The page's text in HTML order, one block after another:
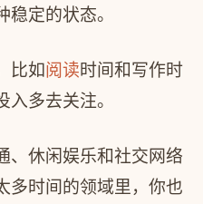
定的状态。
比如阅读时间和写作时
多去关注。
、休闲娱乐和社交网络
多时间的领域里，你也